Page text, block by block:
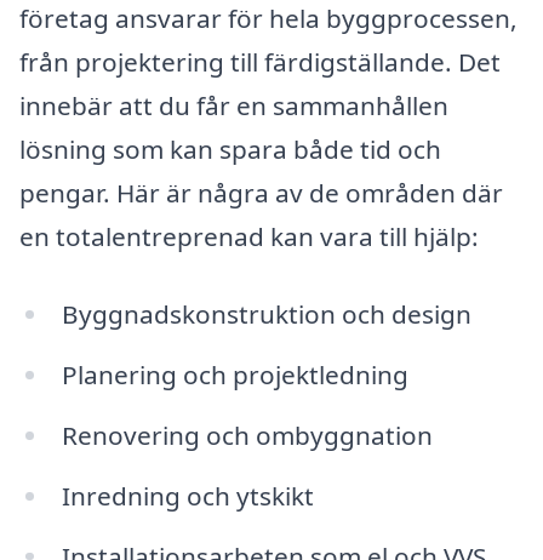
företag ansvarar för hela byggprocessen,
från projektering till färdigställande. Det
innebär att du får en sammanhållen
lösning som kan spara både tid och
pengar. Här är några av de områden där
en totalentreprenad kan vara till hjälp:
Byggnadskonstruktion och design
Planering och projektledning
Renovering och ombyggnation
Inredning och ytskikt